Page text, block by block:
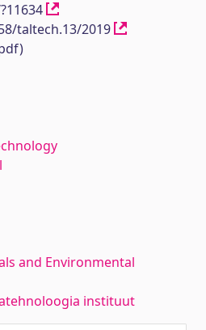
taltech.13/2019
and Environmental
instituut